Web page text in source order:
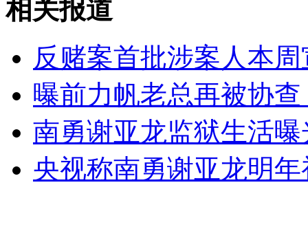
女孩北京地铁殴打老人 痛下狠手拳打脚踢
无痛分娩是否安全 医生回应
外交部：反对强权政治霸凌主义
相关报道
反赌案首批涉案人本
曝前力帆老总再被协
南勇谢亚龙监狱生活
央视称南勇谢亚龙明